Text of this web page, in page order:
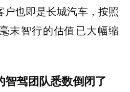
户也即是长城汽车，按照
末智行的估值已大幅缩
智驾团队悉数倒闭了